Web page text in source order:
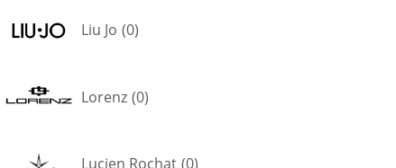
Liu Jo (0)
Lorenz (0)
Lucien Rochat (0)